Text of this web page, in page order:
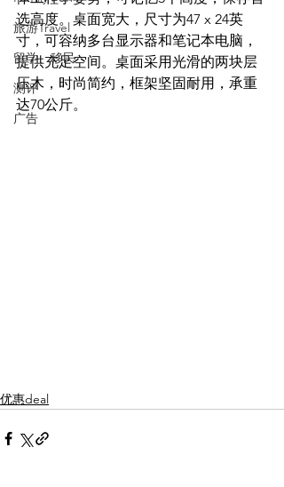
旅游Travel
留学、移民
测评
广告
选高度。桌面宽大，尺寸为47 x 24英
寸，可容纳多台显示器和笔记本电脑，
提供充足空间。桌面采用光滑的两块层
压木，时尚简约，框架坚固耐用，承重
达70公斤。
优惠deal